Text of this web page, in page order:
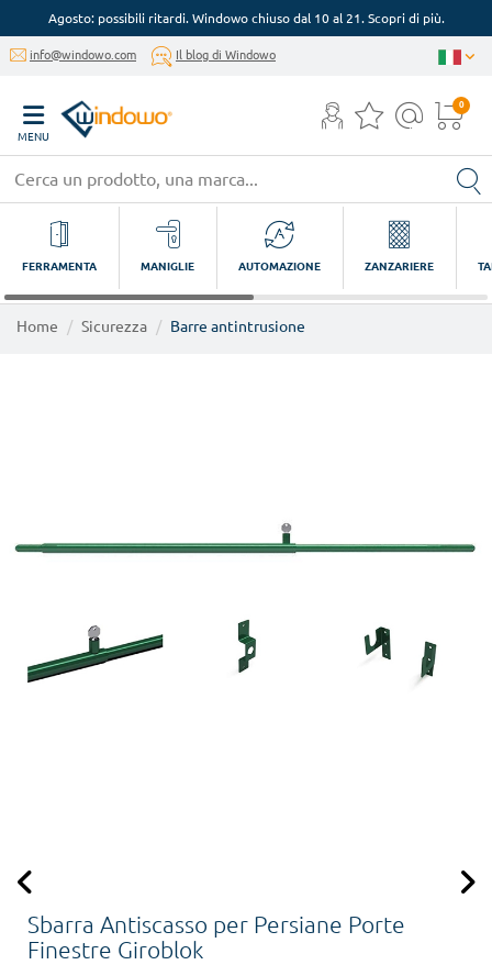
Agosto: possibili ritardi. Windowo chiuso dal 10 al 21. Scopri di più.
info@windowo.com Il blog di Windowo
MENU
0
FERRAMENTA MANIGLIE AUTOMAZIONE ZANZARIERE
Home Sicurezza Barre antintrusione
Sbarra Antiscasso per Persiane Porte
Finestre Giroblok